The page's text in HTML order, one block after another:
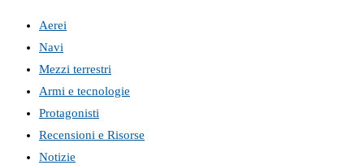
Aerei
Navi
Mezzi terrestri
Armi e tecnologie
Protagonisti
Recensioni e Risorse
Notizie